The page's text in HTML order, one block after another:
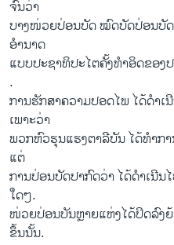
ຈົນ​ວ່າ
ບາງ​ໜ່ວຍປ່ອນ​ບັດ ໝົດ​ບັດປ່​ອນ​ບັດ​
ອຳນາດ​
ແບບ​ປະຊາທິປະ​ໄຕ​ຄັ້ງ​ທຳ​ອິດ​ຂອງ​
.
ການ​ຮັກສາ​ຄວາມ​ປອດ​ໄພ ​ໄດ້​ດຳ​ເ
ເພາະວ່າ
ພວກ​ຫົວ​ຮຸນ​ແຮງ​ຕາ​ລີ​ບັນ ​ໄດ້​ທຳ​ກ
ແຕ່​
ການ​ປ່ອນ​ບັດ​ປາກົດ​ວ່າ ​ໄດ້​ດຳ​ເນີ
ໃດ​ໆ.
ໜ່ວຍ​ປ່ອນ​ບັນ​ຫຼາຍ​ແຫ່ງ​ໄດ້​ປິດ​ລົງ​
ຂຶ້ນ​ນັ້ນ.